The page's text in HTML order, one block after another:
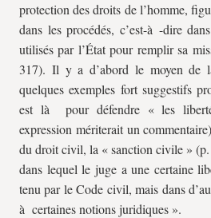
protection des droits de l’homme,
dans les procédés, c’est-à -dire
utilisés par l’État pour remplir sa
317). Il y a d’abord le moyen de
quelques exemples fort suggestifs
est là pour défendre « les
expression mériterait un
du droit civil, la « sanction civile »
dans lequel le juge a une certaine
tenu par le Code civil, mais dans
à certaines notions juridiques ».